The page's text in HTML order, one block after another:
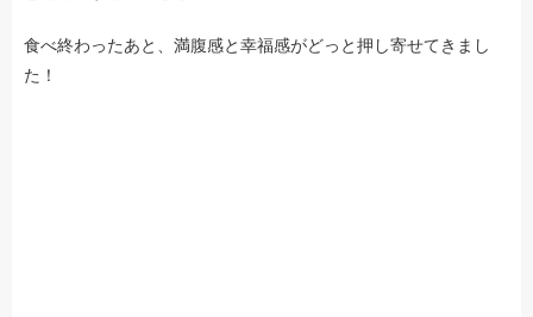
食べ終わったあと、満腹感と幸福感がどっと押し寄せてきまし
た！